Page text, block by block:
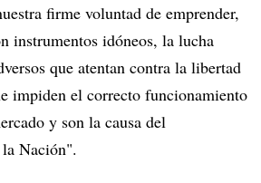
firme voluntad de emprender,
instrumentos idóneos, la lucha
que atentan contra la libertad
impiden el correcto funcionamiento
y son la causa del
Nación".